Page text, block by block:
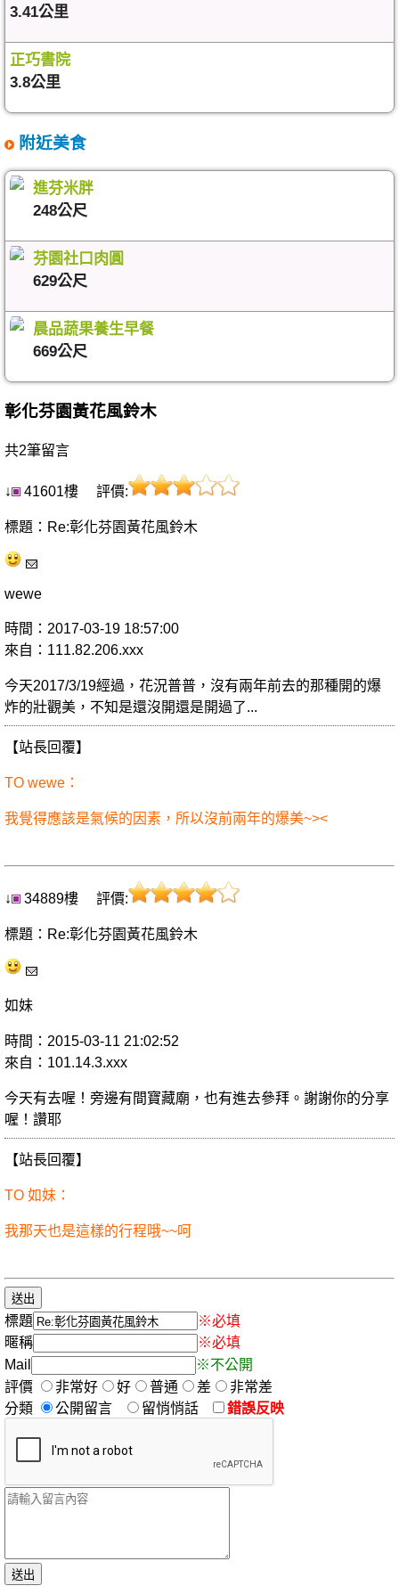
3.41公里
正巧書院
3.8公里
附近美食
進芬米胖
248公尺
芬園社口肉圓
629公尺
晨品蔬果養生早餐
669公尺
彰化芬園黃花風鈴木
共2筆留言
↓ 41601樓 評價:
標題：Re:彰化芬園黃花風鈴木
wewe
時間：2017-03-19 18:57:00
來自：111.82.206.xxx
今天2017/3/19經過，花況普普，沒有兩年前去的那種開的爆
炸的壯觀美，不知是還沒開還是開過了...
【站長回覆】
TO wewe：
我覺得應該是氣候的因素，所以沒前兩年的爆美~><
↓ 34889樓 評價:
標題：Re:彰化芬園黃花風鈴木
如妹
時間：2015-03-11 21:02:52
來自：101.14.3.xxx
今天有去喔！旁邊有間寶藏廟，也有進去參拜。謝謝你的分享
喔！讚耶
【站長回覆】
TO 如妹：
我那天也是這樣的行程哦~~呵
標題
※必填
暱稱
※必填
Mail
※不公開
評價
非常好 好 普通 差
非常差
分類
公開留言 留悄悄話 錯誤反映